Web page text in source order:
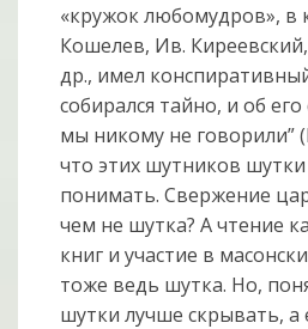
«кружок любомудров», в
Кошелев, Ив.
др., имел
собирался тайно, и об
мы никому не говорили”
что этих шутников
понимать. Свержение
чем не шутка? А чтение
книг и участие в
тоже ведь шутка. Но,
шутки лучше скрывать, а